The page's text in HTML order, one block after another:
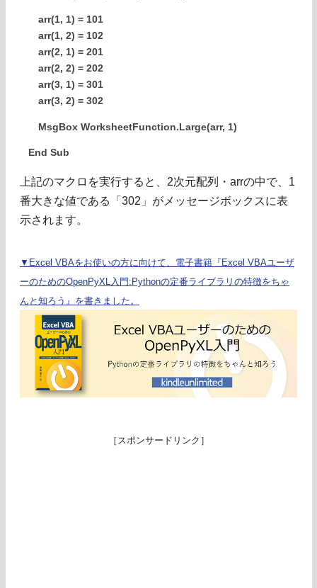
arr(1, 1) = 101
arr(1, 2) = 102
arr(2, 1) = 201
arr(2, 2) = 202
arr(3, 1) = 301
arr(3, 2) = 302
MsgBox WorksheetFunction.Large(arr, 1)
End Sub
上記のマクロを実行すると、2次元配列・arrの中で、1
番大きな値である「302」がメッセージボックスに表
示されます。
▼Excel VBAをお使いの方に向けて、電子書籍『Excel VBAユーザ
ーのためのOpenPyXL入門:Pythonの定番ライブラリの特徴をちゃ
んと知ろう』を書きました。
［スポンサードリンク］